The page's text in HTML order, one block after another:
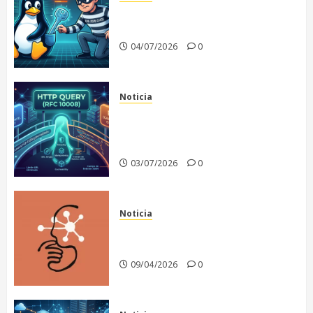
04/07/2026 0
Noticia
03/07/2026 0
Noticia
09/04/2026 0